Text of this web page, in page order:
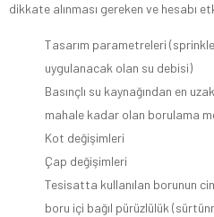
dikkate alınması gereken ve hesabı
Tasarım parametreleri
uygulanacak olan su debisi)
Basınçlı su kaynağından en
mahale kadar olan borulama
Kot değişimleri
Çap değişimleri
Tesisatta kullanılan borunun
boru içi bağıl pürüzlülük